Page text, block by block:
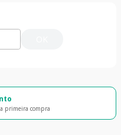
primeira compra